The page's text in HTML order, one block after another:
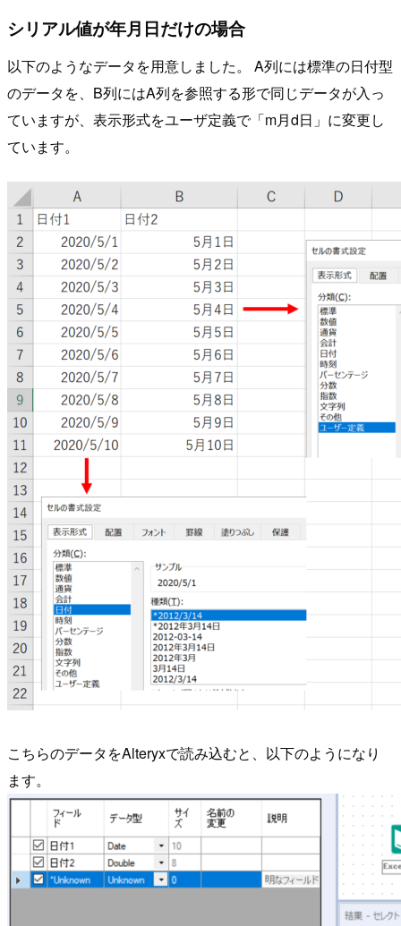
シリアル値が年月日だけの場合
以下のようなデータを用意しました。 A列には標準の日付型
のデータを、B列にはA列を参照する形で同じデータが入っ
ていますが、表示形式をユーザ定義で「m月d日」に変更し
ています。
こちらのデータをAlteryxで読み込むと、以下のようになり
ます。